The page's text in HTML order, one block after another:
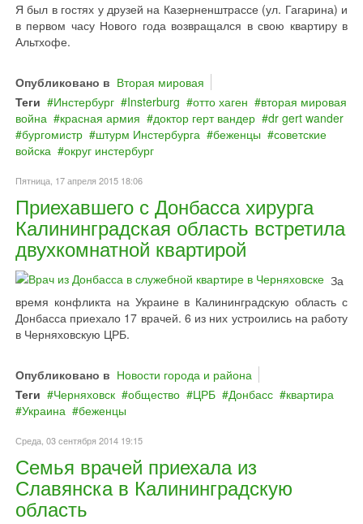
Я был в гостях у друзей на Казерненштрассе (ул. Гагарина) и
в первом часу Нового года возвращался в свою квартиру в
Альтхофе.
Опубликовано в Вторая мировая
Теги
Инстербург Insterburg отто хаген
вторая мировая
война
красная армия доктор герт вандер
dr gert wander
бургомистр
штурм Инстербурга беженцы
советские
войска
округ инстербург
Пятница, 17 апреля 2015 18:06
Приехавшего с Донбасса хирурга
Калининградская область встретила
двухкомнатной квартирой
За
время конфликта на Украине в Калининградскую область с
Донбасса приехало 17 врачей. 6 из них устроились на работу
в Черняховскую ЦРБ.
Опубликовано в Новости города и района
Теги
Черняховск общество ЦРБ Донбасс
квартира
Украина
беженцы
Среда, 03 сентября 2014 19:15
Семья врачей приехала из
Славянска в Калининградскую
область